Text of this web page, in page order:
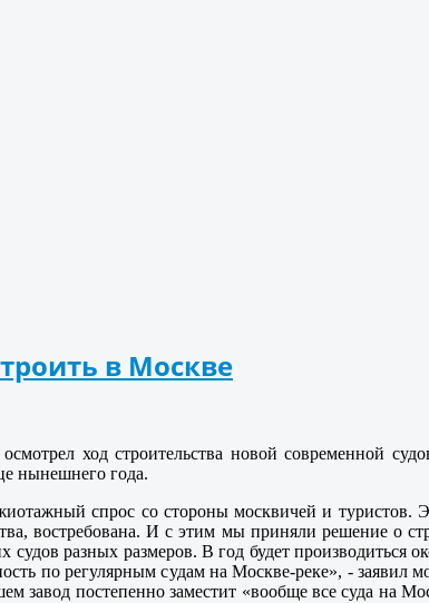
в Москве
ход строительства новой современной
нынешнего года.
спрос со стороны москвичей и туристов.
востребована. И с этим мы приняли решение о
судов разных размеров. В год будет производиться
по регулярным судам на Москве-реке», - заявил
завод постепенно заместит «вообще все суда на